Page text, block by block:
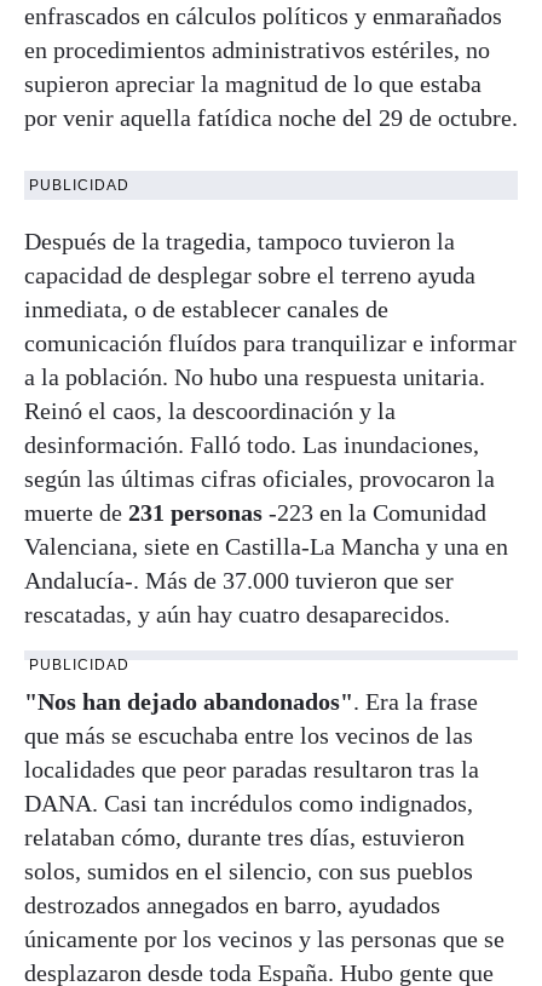
enfrascados en cálculos políticos y enmarañados
en procedimientos administrativos estériles, no
supieron apreciar la magnitud de lo que estaba
por venir aquella fatídica noche del 29 de octubre.
PUBLICIDAD
Después de la tragedia, tampoco tuvieron la
capacidad de desplegar sobre el terreno ayuda
inmediata, o de establecer canales de
comunicación fluídos para tranquilizar e informar
a la población. No hubo una respuesta unitaria.
Reinó el caos, la descoordinación y la
desinformación. Falló todo. Las inundaciones,
según las últimas cifras oficiales, provocaron la
muerte de 231 personas -223 en la Comunidad
Valenciana, siete en Castilla-La Mancha y una en
Andalucía-. Más de 37.000 tuvieron que ser
rescatadas, y aún hay cuatro desaparecidos.
PUBLICIDAD
"Nos han dejado abandonados". Era la frase
que más se escuchaba entre los vecinos de las
localidades que peor paradas resultaron tras la
DANA. Casi tan incrédulos como indignados,
relataban cómo, durante tres días, estuvieron
solos, sumidos en el silencio, con sus pueblos
destrozados annegados en barro, ayudados
únicamente por los vecinos y las personas que se
desplazaron desde toda España. Hubo gente que